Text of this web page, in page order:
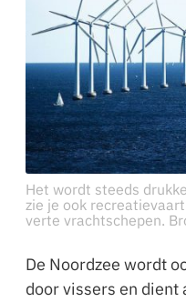
Het wordt steeds
zie je ook
verte vrachtschepen.
De Noordzee wordt
door vissers en